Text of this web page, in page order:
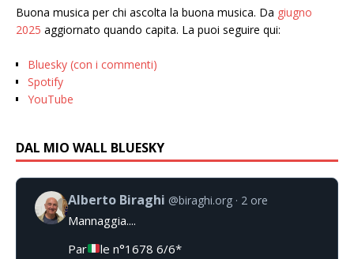
Buona musica per chi ascolta la buona musica. Da giugno
2025 aggiornato quando capita. La puoi seguire qui:
Bluesky (con i commenti)
Spotify
YouTube
DAL MIO WALL BLUESKY
Alberto Biraghi @biraghi.org 2 ore
Mannaggia....
Par
le n°1678 6/6*